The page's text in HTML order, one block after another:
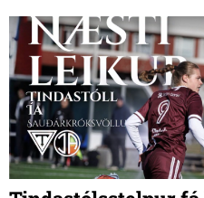
styðja hlauparana áfram.